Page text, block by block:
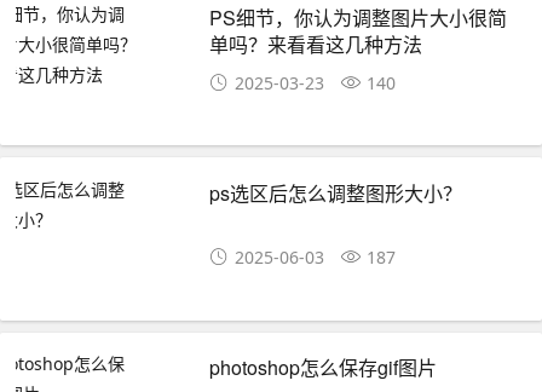
PS细节，你认为调整图片大小很简
单吗？来看看这几种方法
2025-03-23 140
ps选区后怎么调整图形大小？
2025-06-03 187
photoshop怎么保存gif图片